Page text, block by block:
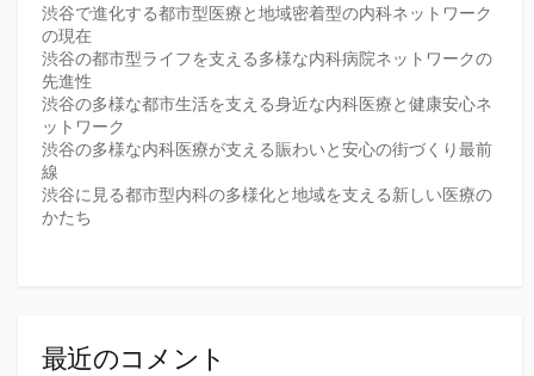
渋谷で進化する都市型医療と地域密着型の内科ネットワーク
の現在
渋谷の都市型ライフを支える多様な内科病院ネットワークの
先進性
渋谷の多様な都市生活を支える身近な内科医療と健康安心ネ
ットワーク
渋谷の多様な内科医療が支える賑わいと安心の街づくり最前
線
渋谷に見る都市型内科の多様化と地域を支える新しい医療の
かたち
最近のコメント